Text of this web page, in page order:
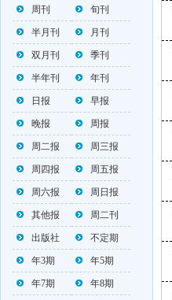
周刊 旬刊
半月刊 月刊
双月刊 季刊
半年刊 年刊
日报 早报
晚报 周报
周二报 周三报
周四报 周五报
周六报 周日报
其他报 周二刊
出版社 不定期
年3期 年5期
年7期 年8期